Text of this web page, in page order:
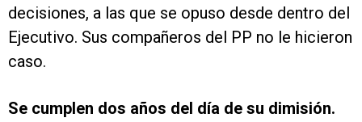
decisiones, a las que se opuso desde dentro del
Ejecutivo. Sus compañeros del PP no le hicieron
caso.
Se cumplen dos años del día de su dimisión.